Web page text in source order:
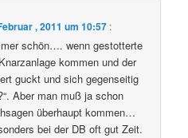
, 2011 um 10:57 :
schön…. wenn gestotterte
kommen und der
guckt und sich gegenseitig
Aber man muß ja schon
überhaupt kommen…
bei der DB oft gut Zeit.